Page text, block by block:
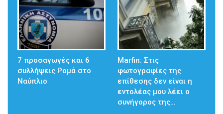
7 προσαγωγές και 6
συλλήψεις Ρομά στο
Ναύπλιο
Marfin: Στις
φωτογραφίες της
επίθεσης δεν είναι η
εντολέας μου λέει ο
συνήγορος της…